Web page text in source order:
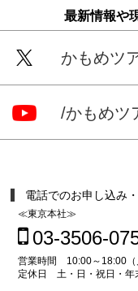
最新情報や
かもめツ
/かもめツ
電話でのお申し込み
≪東京本社≫
03-3506-
営業時間 10:00～18:00（
定休日 土・日・祝日・年